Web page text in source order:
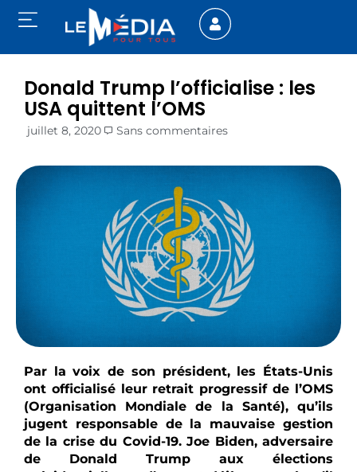
Donald Trump l’officialise : les
USA quittent l’OMS
juillet 8, 2020 Sans commentaires
Par la voix de son président, les États-Unis
ont officialisé leur retrait progressif de l’OMS
(Organisation Mondiale de la Santé), qu’ils
jugent responsable de la mauvaise gestion
de la crise du Covid-19. Joe Biden, adversaire
de Donald Trump aux élections